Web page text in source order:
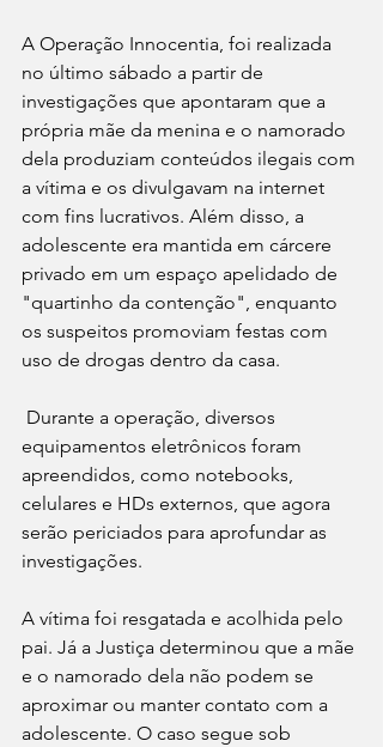
A Operação Innocentia, foi realizada
no último sábado a partir de
investigações que apontaram que a
própria mãe da menina e o namorado
dela produziam conteúdos ilegais com
a vítima e os divulgavam na internet
com fins lucrativos. Além disso, a
adolescente era mantida em cárcere
privado em um espaço apelidado de
"quartinho da contenção", enquanto
os suspeitos promoviam festas com
uso de drogas dentro da casa.
equipamentos eletrônicos foram
apreendidos, como notebooks,
celulares e HDs externos, que agora
serão periciados para aprofundar as
investigações.
A vítima foi resgatada e acolhida pelo
pai. Já a Justiça determinou que a mãe
e o namorado dela não podem se
aproximar ou manter contato com a
adolescente. O caso segue sob